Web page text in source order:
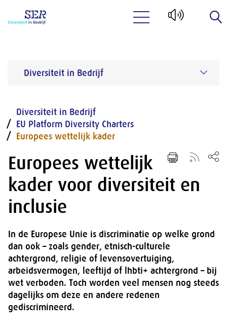
Diversiteit in Bedrijf
Diversiteit in Bedrijf
EU Platform Diversity Charters
Europees wettelijk kader
Europees wettelijk
kader voor diversiteit en
inclusie
In de Europese Unie is discriminatie op welke grond
dan ook – zoals gender, etnisch-culturele
achtergrond, religie of levensovertuiging,
arbeidsvermogen, leeftijd of lhbti+ achtergrond – bij
wet verboden. Toch worden veel mensen nog steeds
dagelijks om deze en andere redenen
gediscrimineerd.